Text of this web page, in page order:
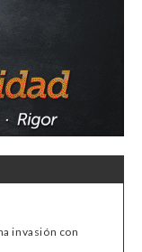
invasión con